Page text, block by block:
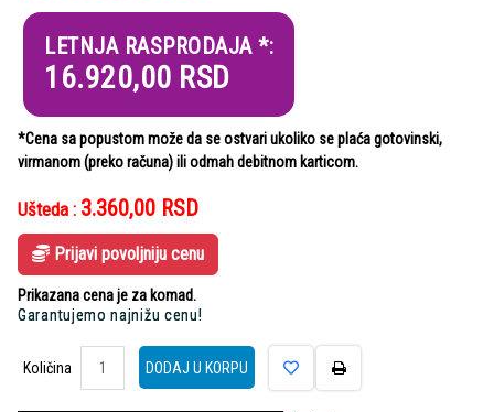
LETNJA RASPRODAJA *:
16.920,00 RSD
*Cena sa popustom može da se ostvari ukoliko se plaća gotovinski,
virmanom (preko računa) ili odmah debitnom karticom.
Ušteda : 3.360,00 RSD
Prijavi povoljniju cenu
Prikazana cena je za komad.
Garantujemo najnižu cenu!
Količina
Količina
DODAJ U KORPU